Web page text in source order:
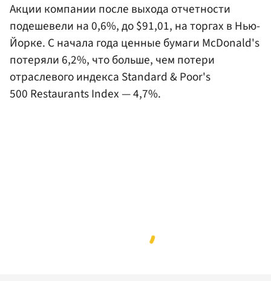
Акции компании после выхода отчетности
подешевели на 0,6%, до $91,01, на торгах в Нью-
Йорке. С начала года ценные бумаги McDonald's
потеряли 6,2%, что больше, чем потери
отраслевого индекса Standard & Poor's
500 Restaurants Index — 4,7%.